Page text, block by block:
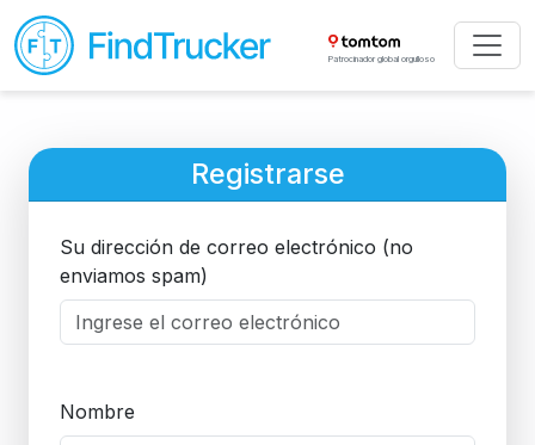
Patrocinador global orgulloso
Registrarse
Su dirección de correo electrónico (no
enviamos spam)
Nombre